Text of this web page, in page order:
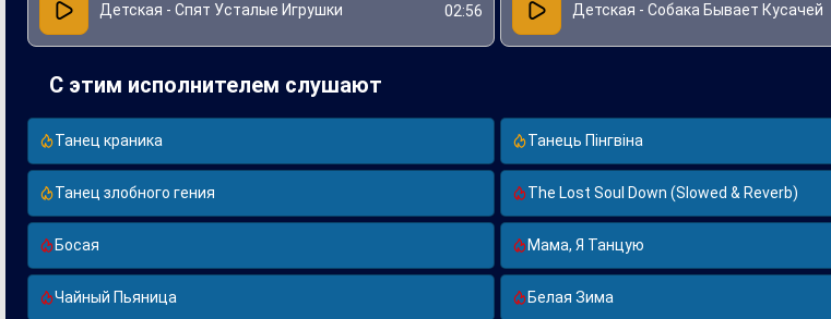
Детская - Спят Усталые Игрушки 02:56 Детская - Собака Бывает Кусачей
С этим исполнителем слушают
Танец краника Танець Пінгвіна
Танец злобного гения The Lost Soul Down (Slowed & Reverb)
Босая Мама, Я Танцую
Чайный Пьяница Белая Зима